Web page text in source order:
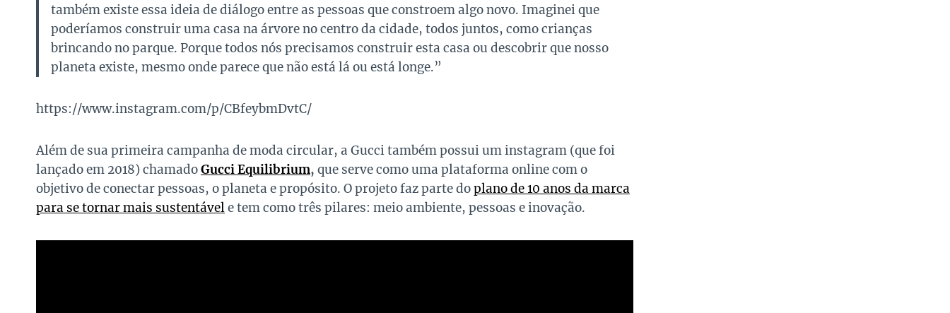
também existe essa ideia de diálogo entre as pessoas que constroem algo novo. Imaginei que
poderíamos construir uma casa na árvore no centro da cidade, todos juntos, como crianças
brincando no parque. Porque todos nós precisamos construir esta casa ou descobrir que nosso
planeta existe, mesmo onde parece que não está lá ou está longe.”
https://www.instagram.com/p/CBfeybmDvtC/
Além de sua primeira campanha de moda circular, a Gucci também possui um instagram (que foi
lançado em 2018) chamadoGucci Equilibrium, que serve como uma plataforma online com o
objetivo de conectar pessoas, o planeta e propósito. O projeto faz parte doplano de 10 anos da marca
para se tornar mais sustentávele tem como três pilares: meio ambiente, pessoas e inovação.